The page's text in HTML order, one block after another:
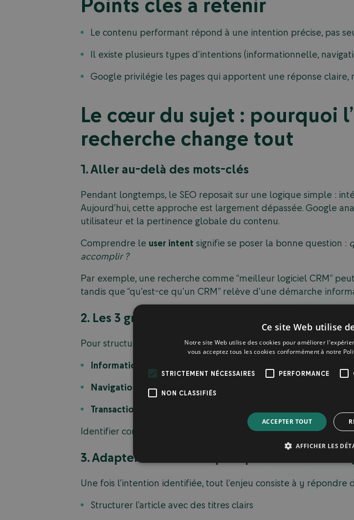
Le contenu performant répond à une intention précise, pas
Il existe plusieurs types d’intentions (informationnelle,
Google privilégie les pages qui apportent une réponse claire,
Le cœur du sujet : pourquoi
recherche change tout
1. Aller au-delà des mots-clés
Pendant longtemps, le SEO reposait sur une logique simple :
Aujourd’hui, cette approche est largement dépassée. Google
utilisateur et la pertinence globale du contenu.
Comprendre le user intent signifie se poser la bonne question :
accomplir ?
Par exemple, une recherche comme “meilleur logiciel CRM”
tandis que “qu’est-ce qu’un CRM” relève d’une démarche
2. Les 3 grandes catégories d’intention
Pour structurer efficacement votre contenu, il est essentiel de
Informationnelle
Navigationnelle
: il veut accéder à un site ou une marque
Transactionnelle
Identifier correctement le
vous permet d’adapter
3. Adapter son contenu pour performer sur
Une fois l’intention identifiée, tout l’enjeu consiste à y répondre
Structurer l’article avec des titres clairs
Ce site Web utilise
Notre site Web utilise des cookies pour améliorer
vous acceptez tous les cookies conformément à notre
STRICTEMENT NÉCESSAIRES PERFORMANCE
NON CLASSIFIÉS
ACCEPTER TOUT
AFFICHER LES